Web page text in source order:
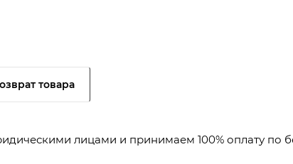
товара
лицами и принимаем 100% оплату по